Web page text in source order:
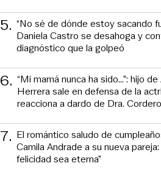
5. “No sé de dónde estoy sacando
Daniela Castro se desahoga y
diagnóstico que la golpeó
6. “Mi mamá nunca ha sido...”: hijo
Herrera sale en defensa de la
reacciona a dardo de Dra. Cordero
7. El romántico saludo de
Camila Andrade a su nueva
felicidad sea eterna”